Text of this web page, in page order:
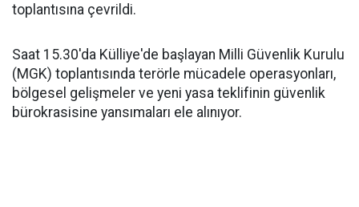
toplantısına çevrildi.
Saat 15.30'da Külliye'de başlayan Milli Güvenlik Kurulu
(MGK) toplantısında terörle mücadele operasyonları,
bölgesel gelişmeler ve yeni yasa teklifinin güvenlik
bürokrasisine yansımaları ele alınıyor.